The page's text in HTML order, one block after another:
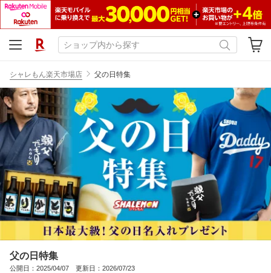
シャレもん楽天市場店 父の日特集
父の日特集
公開日：2025/04/07 更新日：2026/07/23